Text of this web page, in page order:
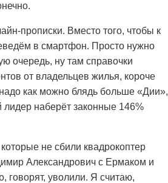
прописки. Вместо того, чтобы к
в смартфон. Просто нужно
очередь, ну там справочки
от владельцев жилья, короче
как можно блядь больше «Дии»,
наберёт законные 146%
не сбили квадрокоптер
Александрович с Ермаком и
говорят, уволили. Я считаю,